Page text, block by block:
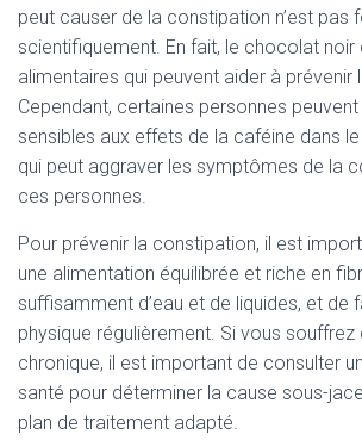
peut causer de la constipation n’est pas
scientifiquement. En fait, le chocolat
alimentaires qui peuvent aider à prévenir
Cependant, certaines personnes
sensibles aux effets de la caféine dans
qui peut aggraver les symptômes de la
ces personnes.
Pour prévenir la constipation, il est
une alimentation équilibrée et riche en
suffisamment d’eau et de liquides, et de
physique régulièrement. Si vous
chronique, il est important de consulter
santé pour déterminer la cause sous-
plan de traitement adapté.